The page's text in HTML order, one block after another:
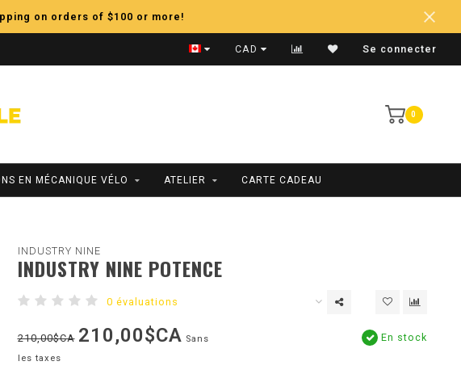
on orders of $100 or more!
Expédition Rapide
CAD Se connecter
0
EN MÉCANIQUE VÉLO ATELIER CARTE CADEAU
INDUSTRY NINE
INDUSTRY NINE POTENCE
0 évaluations
210,00$CA 210,00$CA Sans
les taxes
En stock